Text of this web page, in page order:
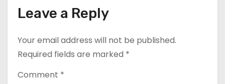
t
o
n
Leave a Reply
Your email address will not be published.
Required fields are marked *
Comment *